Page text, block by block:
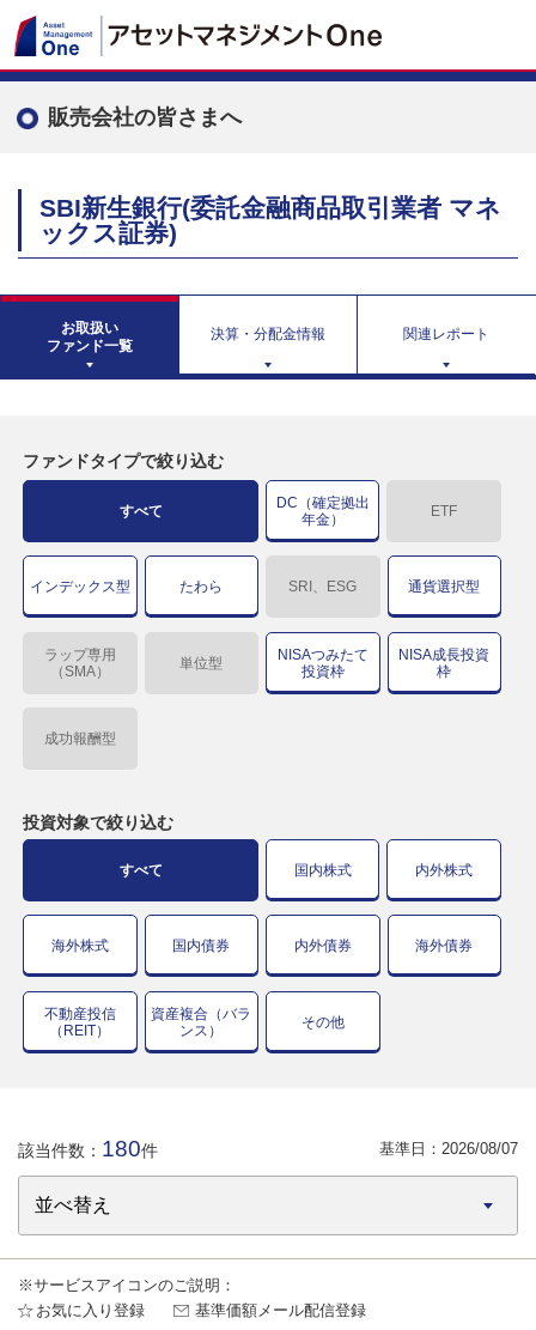
販売会社の皆さまへ
SBI新生銀行(委託金融商品取引業者 マネ
ックス証券)
お取扱い
ファンド一覧
決算・分配金情報 関連レポート
ファンドタイプで絞り込む
すべて
DC（確定拠出
年金）
ETF
インデックス型 たわら SRI、ESG 通貨選択型
ラップ専用
（SMA）
単位型
NISAつみたて
投資枠
NISA成長投資
枠
成功報酬型
投資対象で絞り込む
すべて 国内株式 内外株式
海外株式 国内債券 内外債券 海外債券
不動産投信
（REIT）
資産複合（バラ
ンス）
その他
該当件数： 180件 基準日： 2026/08/07
※サービスアイコンのご説明：
お気に入り登録
基準価額メール配信登録